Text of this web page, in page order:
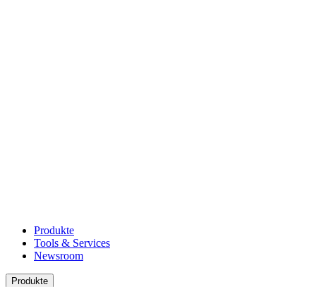
Produkte
Tools & Services
Newsroom
Produkte